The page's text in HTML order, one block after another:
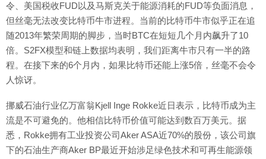
令、美国税收FUD以及马斯克关于能源消耗的FUD等负面消息，
但丝毫无法改变比特币牛市进程。当前的比特币牛市似乎正在追
随2013年繁荣周期的脚步，当时BTC在短短几个月内飙升了10
倍。S2FX模型和链上数据均表明，我们距离牛市只有一半的路
程。在接下来的6个月内，如果比特币还能上涨5倍，丝毫不会令
人惊讶。
挪威石油行业亿万富翁Kjell Inge Rokke近日表示，比特币成为主
流是不可避免的。他相信比特币价值可能达到数百万美元。据
悉，Rokke拥有工业投资公司Aker ASA近70%的股份，该公司旗
下的石油生产商Aker BP最近开始涉足绿色技术和可再生能源领